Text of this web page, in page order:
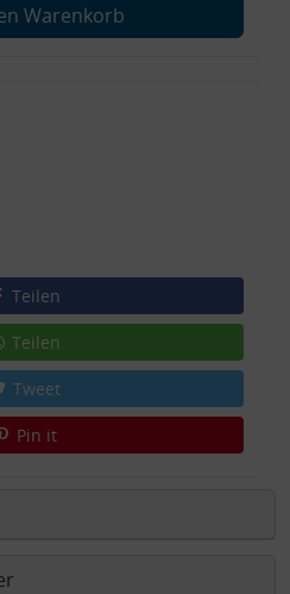
Warenkorb
Teilen
Teilen
Tweet
Pin it